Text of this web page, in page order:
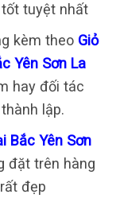
tuyệt nhất
kèm theo Giỏ
Yên Sơn La
hay đối tác
lập.
Bắc Yên Sơn
đặt trên hàng
đẹp